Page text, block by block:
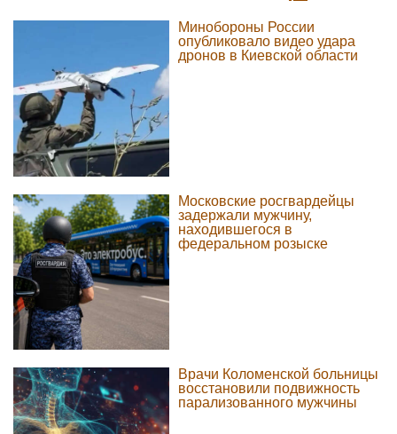
Минобороны России
опубликовало видео удара
дронов в Киевской области
Московские росгвардейцы
задержали мужчину,
находившегося в
федеральном розыске
Врачи Коломенской больницы
восстановили подвижность
парализованного мужчины